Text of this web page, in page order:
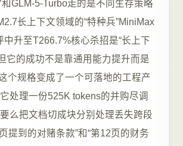
GLM-5-Turbo走的是不同生存策略
长上下文领域的“特种兵”MiniMax
中升至T266.7%核心杀招是“长上下
它的成功不是靠通用能力提升而是
个规格变成了一个可落地的工程产
处理一份525K tokens的并购尽调
么把文档切成块分别处理丢失跨段
提到的对赌条款”和“第12页的财务